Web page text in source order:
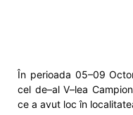
În perioada 05–09
cel de–al V–lea
ce a avut loc în